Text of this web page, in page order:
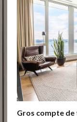
Gros compte de